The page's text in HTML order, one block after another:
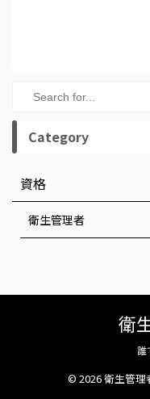
Category
資格
衛生管理者
衛
誰
© 2026 衛生管